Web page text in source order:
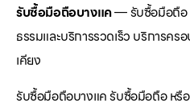
รับซื้อมือถือบางแค— รับซื้อมือถือ
ธรรมและบริการรวดเร็ว บริการค
เคียง
รับซื้อมือถือบางแค รับซื้อมือถือ หรือ